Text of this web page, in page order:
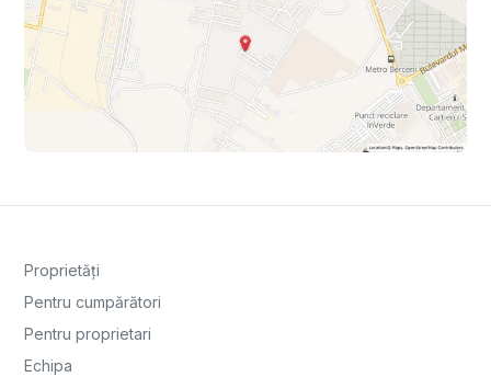
Proprietăți
Pentru cumpărători
Pentru proprietari
Echipa